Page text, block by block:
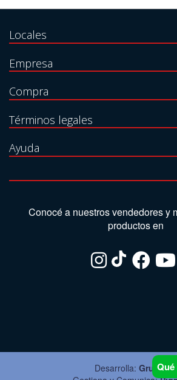
Locales
Empresa
Compra
Términos legales
Ayuda
Conocé a nuestros vendedores y
productos en
Desarrolla: Grupo Ite